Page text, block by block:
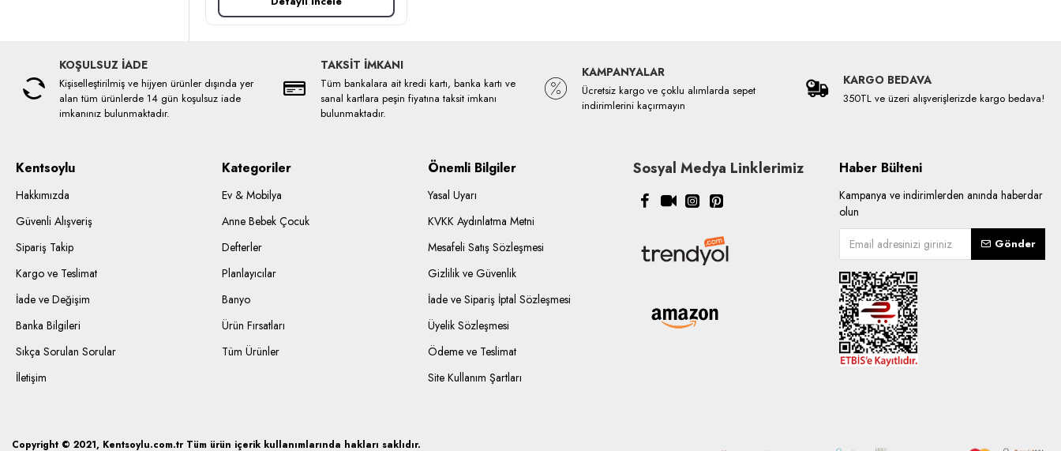
KOŞULSUZ İADE
Kişiselleştirilmiş ve hijyen ürünler dışında yer
alan tüm ürünlerde 14 gün koşulsuz iade
imkanınız bulunmaktadır.
TAKSİT İMKANI
Tüm bankalara ait kredi kartı, banka kartı ve
sanal kartlara peşin fiyatına taksit imkanı
bulunmaktadır.
KAMPANYALAR
Ücretsiz kargo ve çoklu alımlarda sepet
indirimlerini kaçırmayın
KARGO BEDAVA
350TL ve üzeri alışverişlerizde kargo bedava!
Kentsoylu
Hakkımızda
Güvenli Alışveriş
Sipariş Takip
Kargo ve Teslimat
İade ve Değişim
Banka Bilgileri
Sıkça Sorulan Sorular
İletişim
Kategoriler
Ev & Mobilya
Anne Bebek Çocuk
Defterler
Planlayıcılar
Banyo
Ürün Fırsatları
Tüm Ürünler
Önemli Bilgiler
Yasal Uyarı
KVKK Aydınlatma Metni
Mesafeli Satış Sözleşmesi
Gizlilik ve Güvenlik
İade ve Sipariş İptal Sözleşmesi
Üyelik Sözleşmesi
Ödeme ve Teslimat
Site Kullanım Şartları
Sosyal Medya Linklerimiz Haber Bülteni
Kampanya ve indirimlerden anında haberdar
olun
Gönder
Copyright © 2021, Kentsoylu.com.tr Tüm ürün içerik kullanımlarında hakları saklıdır.